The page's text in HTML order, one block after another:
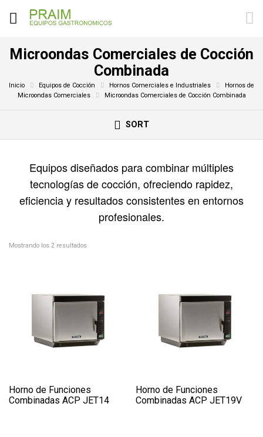
Microondas Comerciales de Cocción
Combinada
Inicio Equipos de Cocción Hornos Comerciales e Industriales
Hornos de
Microondas Comerciales
Microondas Comerciales de Cocción Combinada
SORT
Equipos diseñados para combinar múltiples
tecnologías de cocción, ofreciendo rapidez,
eficiencia y resultados consistentes en entornos
profesionales.
Mostrando los 2 resultados
Horno de Funciones
Combinadas ACP JET14
Horno de Funciones
Combinadas ACP JET19V